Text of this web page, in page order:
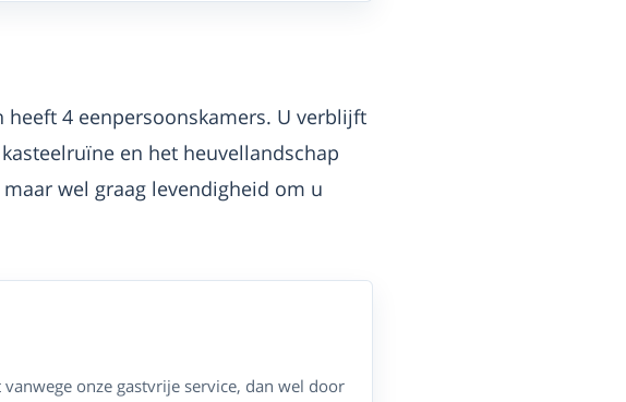
4 eenpersoonskamers. U verblijft
en het heuvellandschap
wel graag levendigheid om u
onze gastvrije service, dan wel door